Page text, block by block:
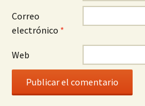
Correo
electrónico *
Web